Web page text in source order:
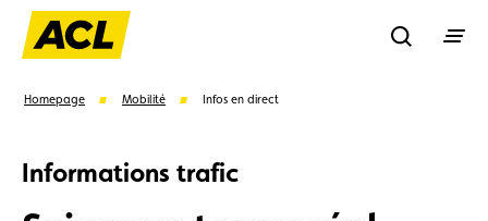
Rechercher
Homepage Mobilité Infos en direct
Informations trafic